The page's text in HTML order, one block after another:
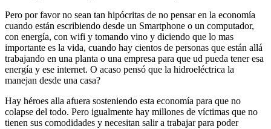
Pero por favor no sean tan hipócritas de no pensar en la economía
cuando están escribiendo desde un Smartphone o un computador,
con energía, con wifi y tomando vino y diciendo que lo mas
importante es la vida, cuando hay cientos de personas que están allá
trabajando en una planta o una empresa para que ud pueda tener esa
energía y ese internet. O acaso pensó que la hidroeléctrica la
manejan desde una casa?
Hay héroes alla afuera sosteniendo esta economía para que no
colapse del todo. Pero igualmente hay millones de víctimas que no
tienen sus comodidades y necesitan salir a trabajar para poder